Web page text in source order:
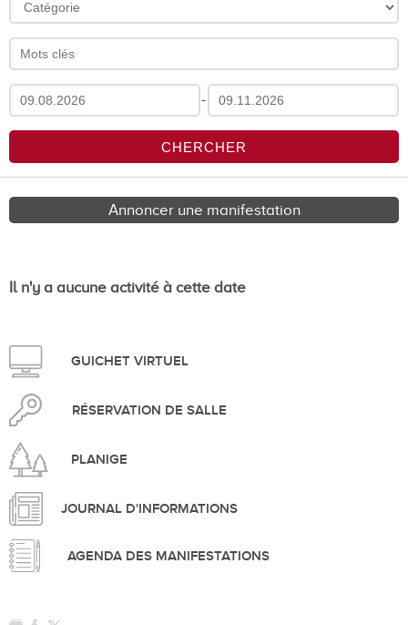
-
Annoncer une manifestation
Il n'y a aucune activité à cette date
GUICHET VIRTUEL
RÉSERVATION DE SALLE
PLANIGE
JOURNAL D'INFORMATIONS
AGENDA DES MANIFESTATIONS